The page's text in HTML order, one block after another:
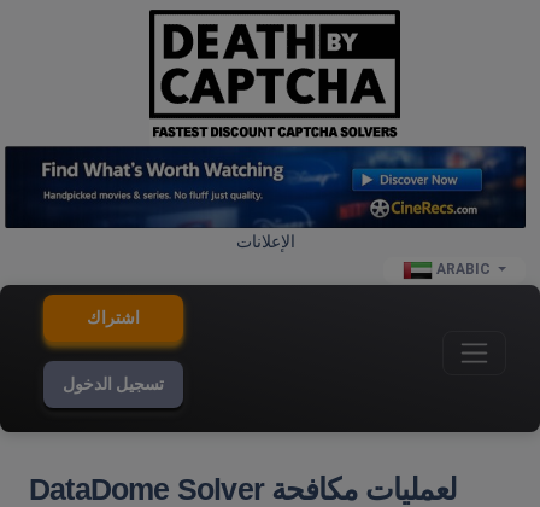
الإعلانات
ARABIC
اشتراك
تسجيل الدخول
DataDome Solver لعمليات مكافحة